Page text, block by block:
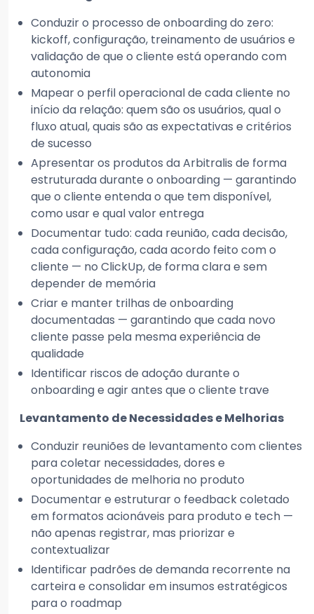
Conduzir o processo de onboarding do zero:
kickoff, configuração, treinamento de usuários e
validação de que o cliente está operando com
autonomia
Mapear o perfil operacional de cada cliente no
início da relação: quem são os usuários, qual o
fluxo atual, quais são as expectativas e critérios
de sucesso
Apresentar os produtos da Arbitralis de forma
estruturada durante o onboarding — garantindo
que o cliente entenda o que tem disponível,
como usar e qual valor entrega
Documentar tudo: cada reunião, cada decisão,
cada configuração, cada acordo feito com o
cliente — no ClickUp, de forma clara e sem
depender de memória
Criar e manter trilhas de onboarding
documentadas — garantindo que cada novo
cliente passe pela mesma experiência de
qualidade
Identificar riscos de adoção durante o
onboarding e agir antes que o cliente trave
Levantamento de Necessidades e Melhorias
Conduzir reuniões de levantamento com clientes
para coletar necessidades, dores e
oportunidades de melhoria no produto
Documentar e estruturar o feedback coletado
em formatos acionáveis para produto e tech —
não apenas registrar, mas priorizar e
contextualizar
Identificar padrões de demanda recorrente na
carteira e consolidar em insumos estratégicos
para o roadmap